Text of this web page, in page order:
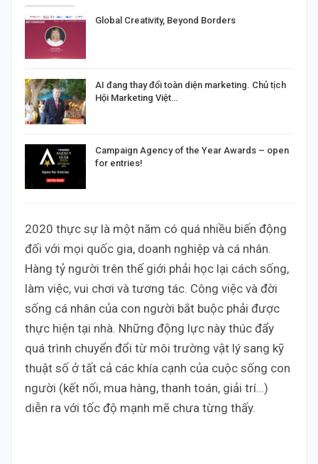
Global Creativity, Beyond Borders
AI đang thay đổi toàn diện marketing. Chủ tịch
Hội Marketing Việt…
Campaign Agency of the Year Awards – open
for entries!
2020 thực sự là một năm có quá nhiều biến động
đối với mọi quốc gia, doanh nghiệp và cá nhân.
Hàng tỷ người trên thế giới phải học lại cách sống,
làm việc, vui chơi và tương tác. Công việc và đời
sống cá nhân của con người bắt buộc phải được
thực hiện tại nhà. Những động lực này thúc đẩy
quá trình chuyển đổi từ môi trường vật lý sang kỹ
thuật số ở tất cả các khía cạnh của cuộc sống con
người (kết nối, mua hàng, thanh toán, giải trí…)
diễn ra với tốc độ mạnh mẽ chưa từng thấy.